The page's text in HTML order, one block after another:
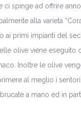
ci spinge ad offrire
alla varietà
ai primi impianti del
olive viene eseguito
Inoltre le olive
al meglio i
a mano ed in